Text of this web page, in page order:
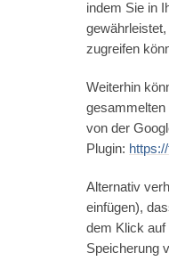
indem Sie in
zugreifen
Weiterhin
gesammelten
von der
Plugin:
Alternativ
einfügen),
dem Klick auf
Speicherung